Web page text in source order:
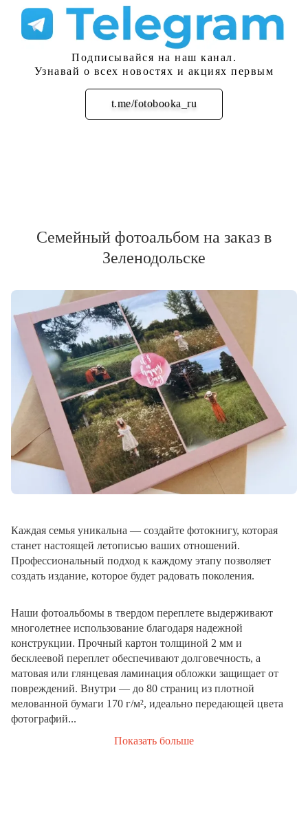
Подписывайся на наш канал.
Узнавай о всех новостях и акциях первым
t.me/fotobooka_ru
Подписаться
Семейный фотоальбом на заказ в
Зеленодольске
Каждая семья уникальна — создайте фотокнигу, которая
станет настоящей летописью ваших отношений.
Профессиональный подход к каждому этапу позволяет
создать издание, которое будет радовать поколения.
Наши фотоальбомы в твердом переплете выдерживают
многолетнее использование благодаря надежной
конструкции. Прочный картон толщиной 2 мм и
бесклеевой переплет обеспечивают долговечность, а
матовая или глянцевая ламинация обложки защищает от
повреждений. Внутри — до 80 страниц из плотной
мелованной бумаги 170 г/м², идеально передающей цвета
фотографий...
Показать больше